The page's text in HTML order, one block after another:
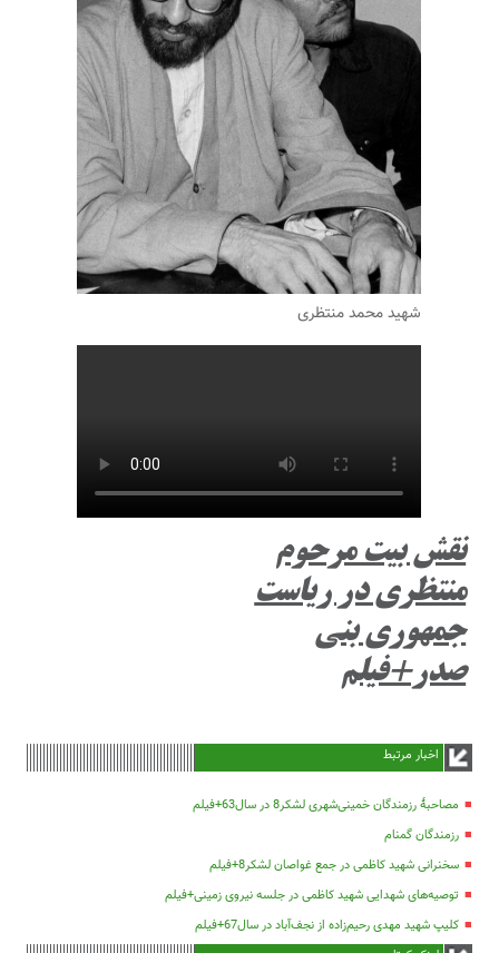
شهید محمد منتظری
نقش بیت مرحوم
منتظری در ریاست
جمهوری بنی
صدر+فیلم
اخبار مرتبط
مصاحبۀ رزمندگان خمینی‌شهری لشکر8 در سال63+فیلم
رزمندگان گمنام
سخنرانی شهید کاظمی در جمع غواصان لشکر8+فیلم
توصیه‌های شهدایی شهید کاظمی در جلسه نیروی زمینی+فیلم
کلیپ شهید مهدی رحیم‌زاده از نجف‌آباد در سال67+فیلم